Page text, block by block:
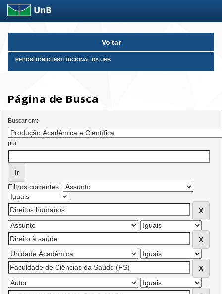
Skip
Voltar
REPOSITÓRIO INSTITUCIONAL DA UNB
Página de Busca
Buscar em:
por
Filtros correntes: